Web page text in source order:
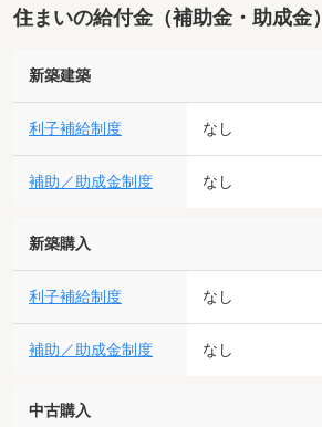
住まいの給付金（補助金・助成金）
新築建築
利子補給制度 なし
補助／助成金制度 なし
新築購入
利子補給制度 なし
補助／助成金制度 なし
中古購入